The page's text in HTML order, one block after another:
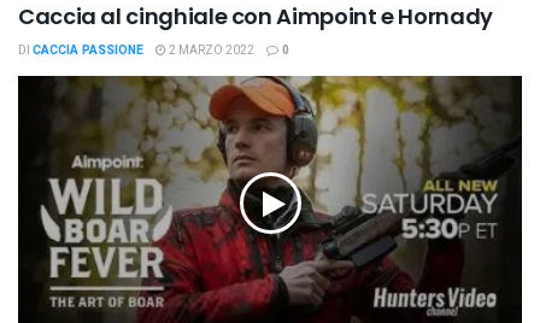
Caccia al cinghiale con Aimpoint e Hornady
DI CACCIA PASSIONE 2 MARZO 2022 0